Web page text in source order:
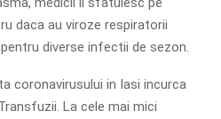
daca au viroze respiratorii
diverse infectii de sezon.
coronavirusului in Iasi incurca
La cele mai mici